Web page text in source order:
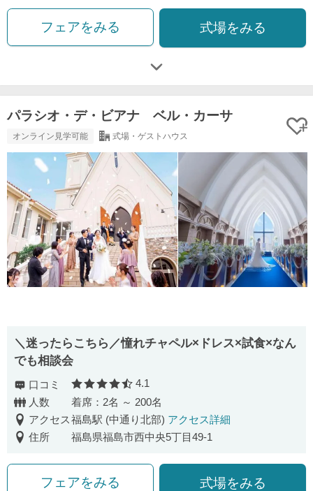
フェアをみる 式場をみる
パラシオ・デ・ビアナ ベル・カーサ
オンライン見学可能 式場・ゲストハウス
＼迷ったらこちら／憧れチャペル×ドレス×試食×なん
でも相談会
口コミ 口コミ評価
4.1
人数
着席：2名 ～ 200名
アクセス福島駅 (中通り北部) アクセス詳細
住所
福島県福島市西中央5丁目49-1
フェアをみる 式場をみる